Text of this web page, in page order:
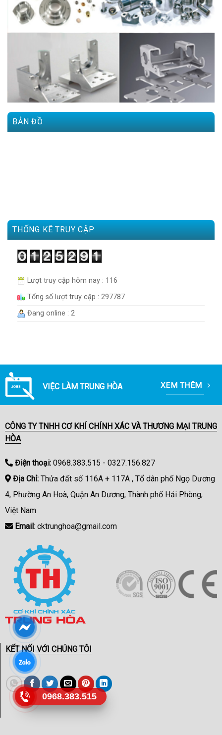
BẢN ĐỒ
THỐNG KÊ TRUY CẬP
Lượt truy cập hôm nay : 116
Tổng số lượt truy cập : 297787
Đang online : 2
VIỆC LÀM TRUNG HÒA XEM THÊM
CÔNG TY TNHH CƠ KHÍ CHÍNH XÁC VÀ THƯƠNG MẠI TRUNG
HÒA
Điện thoại:0968.383.515 - 0327.156.827
Địa Chỉ:Thửa đất số 116A + 117A , Tổ dân phố Ngọ Dương
4, Phường An Hoà, Quận An Dương, Thành phố Hải Phòng,
Việt Nam
Email: cktrunghoa@gmail.com
KẾT NỐI VỚI CHÚNG TÔI
0968.383.515